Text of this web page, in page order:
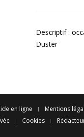
Descriptif :
Duster
en ligne Mentions
Cookies